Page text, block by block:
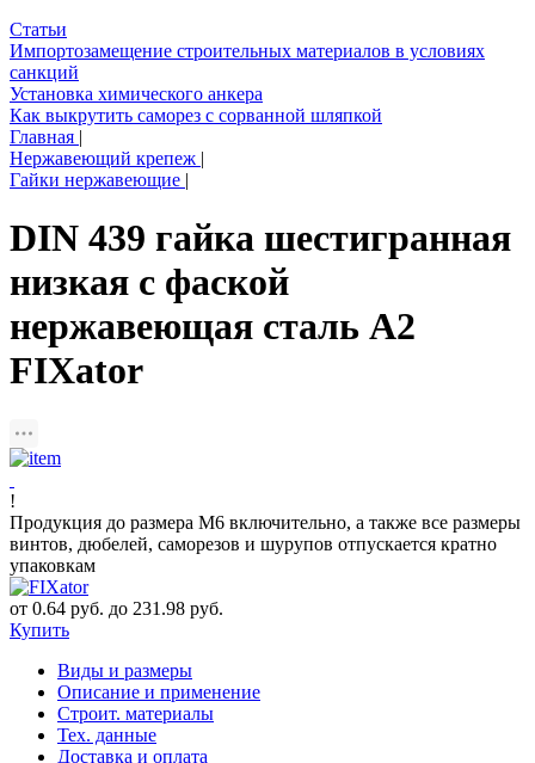
Статьи
Импортозамещение строительных материалов в условиях
санкций
Установка химического анкера
Как выкрутить саморез с сорванной шляпкой
Главная |
Нержавеющий крепеж |
Гайки нержавеющие |
DIN 439 гайка шестигранная
низкая с фаской
нержавеющая сталь A2
FIXator
!
Продукция до размера М6 включительно, а также все размеры
винтов, дюбелей, саморезов и шурупов отпускается кратно
упаковкам
от 0.64 руб. до 231.98 руб.
Купить
Виды и размеры
Описание и применение
Строит. материалы
Тех. данные
Доставка и оплата